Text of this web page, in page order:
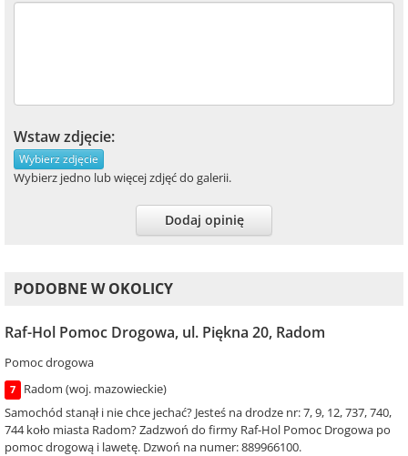
Wstaw zdjęcie:
Wybierz zdjęcie
Wybierz jedno lub więcej zdjęć do galerii.
Dodaj opinię
PODOBNE W OKOLICY
Raf-Hol Pomoc Drogowa, ul. Piękna 20, Radom
Pomoc drogowa
7
Radom (woj. mazowieckie)
Samochód stanął i nie chce jechać? Jesteś na drodze nr: 7, 9, 12, 737, 740,
744 koło miasta Radom? Zadzwoń do firmy Raf-Hol Pomoc Drogowa po
pomoc drogową i lawetę. Dzwoń na numer: 889966100.